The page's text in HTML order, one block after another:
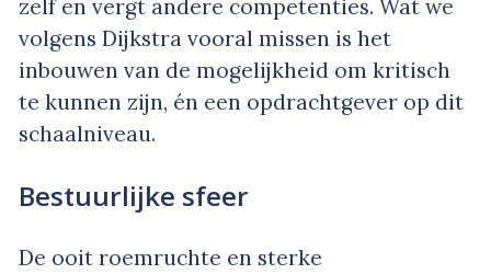
zelf en vergt andere competenties. Wat we
volgens Dijkstra vooral missen is het
inbouwen van de mogelijkheid om kritisch
te kunnen zijn, én een opdrachtgever op dit
schaalniveau.
Bestuurlijke sfeer
De ooit roemruchte en sterke